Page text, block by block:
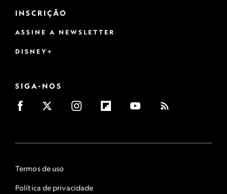
INSCRIÇÃO
ASSINE A NEWSLETTER
DISNEY+
SIGA-NOS
Termos de uso
Política de privacidade